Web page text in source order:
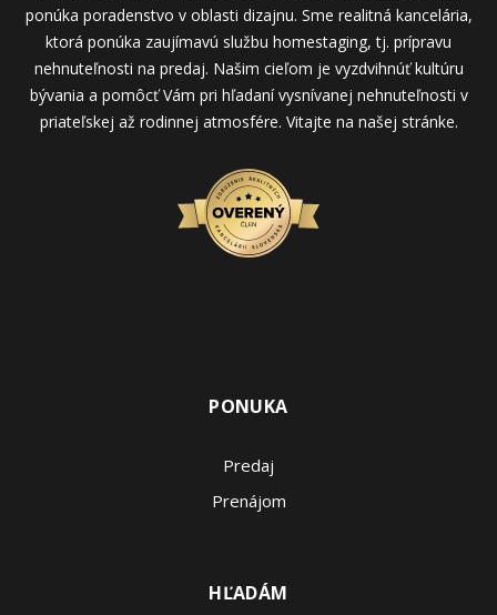
ponúka poradenstvo v oblasti dizajnu. Sme realitná kancelária,
ktorá ponúka zaujímavú službu homestaging, tj. prípravu
nehnuteľnosti na predaj. Našim cieľom je vyzdvihnúť kultúru
bývania a pomôcť Vám pri hľadaní vysnívanej nehnuteľnosti v
priateľskej až rodinnej atmosfére. Vitajte na našej stránke.
PONUKA
Predaj
Prenájom
HĽADÁM